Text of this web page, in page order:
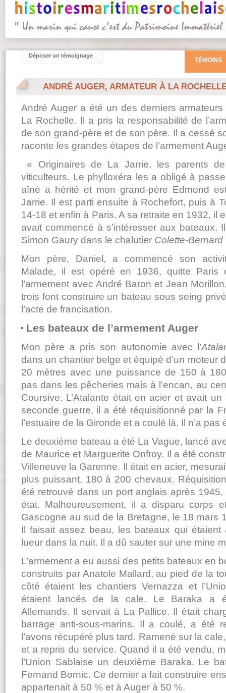
ANDRÉ AUGER, ARMATEUR À LA
André Auger a été un des derniers
La Rochelle. Il a pris la responsabilité de
de son grand-père et de son père. Il a cessé
raconte les grandes étapes de l’armement
« Originaires de La Jarrie, les parents
viticulteurs. Le phylloxéra les a obligé à
aîné a hérité et mon grand-père Edmond
Jarrie. Il est parti ensuite à Rochefort, puis à
14-18 et enfin à Paris. A sa retraite en 1932, il
avait commencé à s’intéresser aux bateaux.
Simon Gaury dans le chalutier Colette-Bernard
Mon père, Daniel, a commencé son
Malade, il est opéré en 1936, quitte Paris
l’armement avec André Baron et Jean
trois font construire un bateau sous seing
l’acte de francisation.
Les bateaux de l’armement Auger
Mon père a pris son autonomie avec l’
dans un chantier belge et équipé d’un moteur
20 mètres avec une puissance de 150 à
pas dans les pêcheries mais à l’encan, au
Coursive. L’Atalante était en acier et avait
seconde guerre, il a été réquisitionné par la
l’estuaire de la Gironde et a coulé là. Il n’a pas
Le deuxième bateau a été La Vague, lancé
de Maurice et Marguerite Onfroy. Il a été
Villeneuve la Garenne. Il était en acier,
plus puissant, 180 à 200 chevaux.
été retrouvé dans un port anglais après
état. Malheureusement, il a disparu corps
Gascogne au sud de la Bretagne, le 18 mars
Il faisait assez beau, les bateaux qui
lueur dans la nuit. Il a dû sauter sur une mine
L’armement a eu aussi des petits bateaux en
construits par Anatole Mallard, au pied de la
côté étaient les chantiers Vernazza et
étaient lancés de la cale. Le Baraka a
Allemands. Il servait à La Pallice. Il était
barrage anti-sous-marins. Il a coulé, a été
l’avons récupéré plus tard. Ramené sur la
et a repris du service. Quand il a été vendu,
l’Union Sablaise un deuxième Baraka. Le
Fernand Bornic. Ce dernier a fait construire
appartenait à 50 % et à Auger à 50 %.
TÉMOINS
Déposer un témoignage